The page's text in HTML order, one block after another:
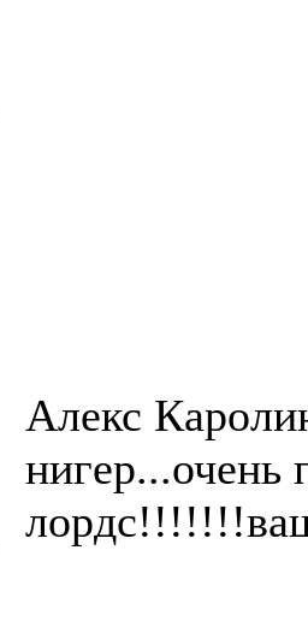
Алекс
нигер...очень